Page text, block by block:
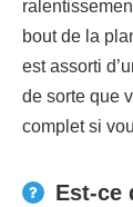
bout de la
est assorti
de sorte que
complet si
Est-ce